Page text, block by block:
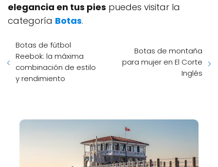
elegancia en tus pies puedes visitar la
categoría Botas.
Botas de fútbol
Reebok: la máxima
combinación de estilo
y rendimiento
Botas de montaña
para mujer en El Corte
Inglés